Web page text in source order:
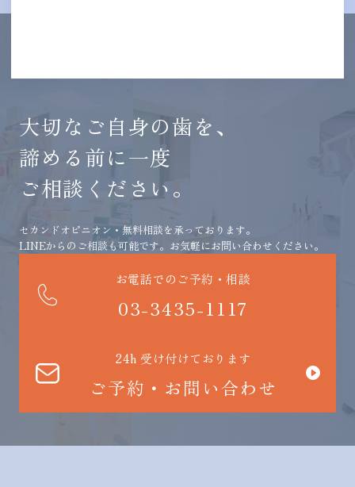
大切なご自身の歯を、
諦める前に一度
ご相談ください。
セカンドオピニオン・無料相談を承っております。
LINEからのご相談も可能です。お気軽にお問い合わせください。
お電話でのご予約・相談
03-3435-1117
24h 受け付けております
ご予約・お問い合わせ